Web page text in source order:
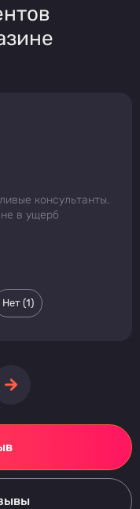
консультанты.
в ущерб
Нет (1)